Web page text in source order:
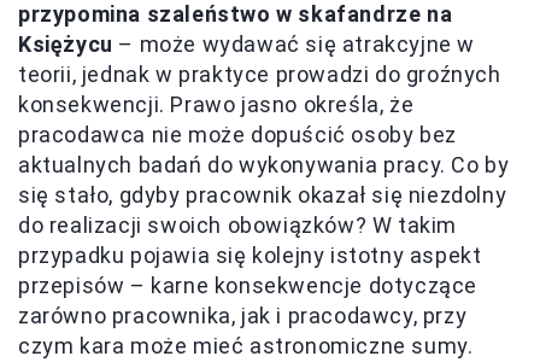
przypomina szaleństwo w skafandrze na
Księżycu – może wydawać się atrakcyjne w
teorii, jednak w praktyce prowadzi do groźnych
konsekwencji. Prawo jasno określa, że
pracodawca nie może dopuścić osoby bez
aktualnych badań do wykonywania pracy. Co by
się stało, gdyby pracownik okazał się niezdolny
do realizacji swoich obowiązków? W takim
przypadku pojawia się kolejny istotny aspekt
przepisów – karne konsekwencje dotyczące
zarówno pracownika, jak i pracodawcy, przy
czym kara może mieć astronomiczne sumy.